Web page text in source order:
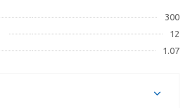
300
12
1.07